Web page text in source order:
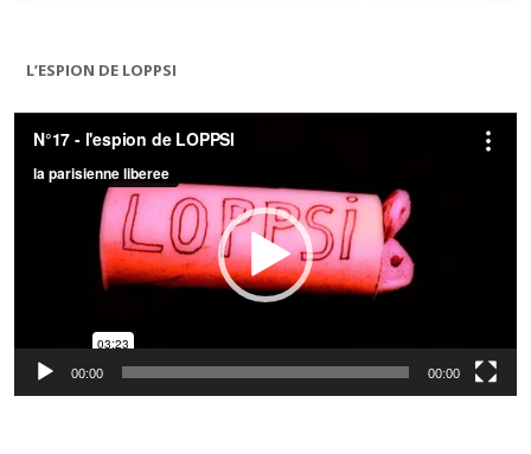
L’ESPION DE LOPPSI
Lecteur
vidéo
00:00 00:00